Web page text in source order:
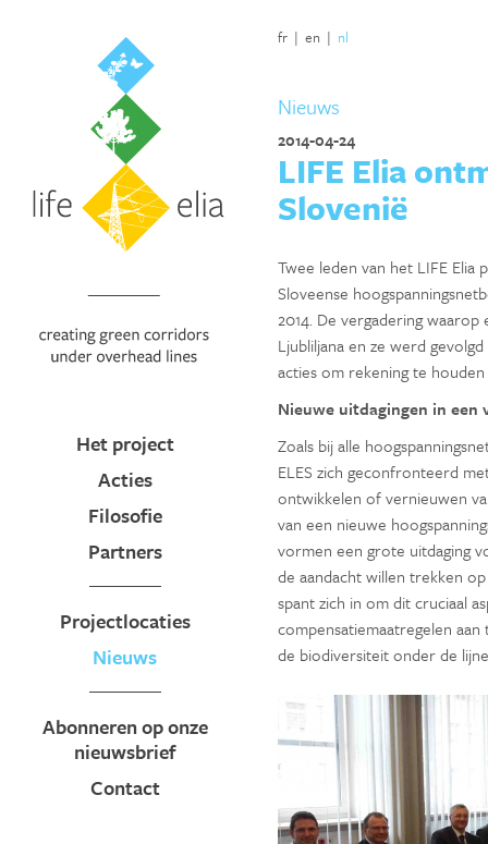
Het project
Acties
Filosofie
Partners
Projectlocaties
Nieuws
Abonneren op onze
nieuwsbrief
Contact
fr | en | nl
Nieuws
2014-04-24
LIFE Elia
Slovenië
Twee leden van het LIFE Elia
Sloveense
2014. De vergadering
Ljubliljana en ze werd
acties om rekening te
Nieuwe uitdagingen in een
Zoals bij alle
ELES zich geconfronteerd
ontwikkelen of vernieuwen
van een nieuwe
vormen een grote uitdaging
de aandacht willen trekken
spant zich in om dit cruciaal
compensatiemaatregelen
de biodiversiteit onder de